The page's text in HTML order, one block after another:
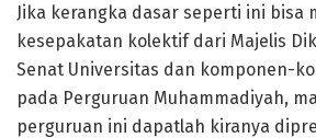
Jika kerangka dasar seperti ini bisa
kesepakatan kolektif dari Majelis
Senat Universitas dan komponen-
pada Perguruan Muhammadiyah,
perguruan ini dapatlah kiranya